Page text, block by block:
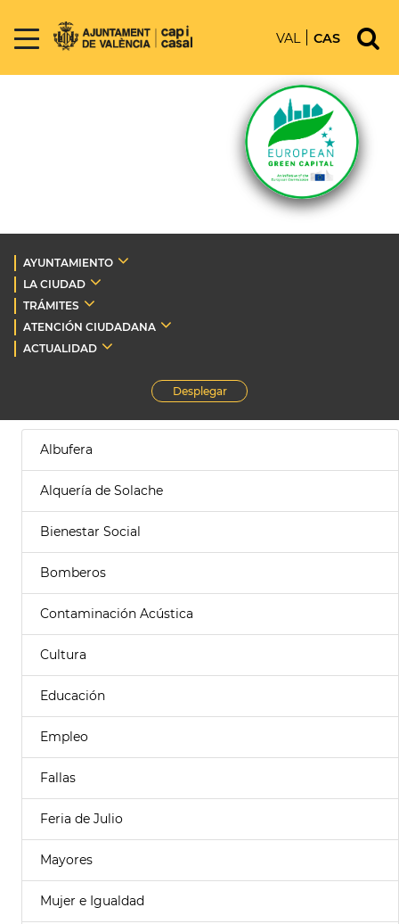
VAL CAS
AYUNTAMIENTO
LA CIUDAD
TRÁMITES
ATENCIÓN CIUDADANA
ACTUALIDAD
Desplegar
Albufera
Alquería de Solache
Bienestar Social
Bomberos
Contaminación Acústica
Cultura
Educación
Empleo
Fallas
Feria de Julio
Mayores
Mujer e Igualdad